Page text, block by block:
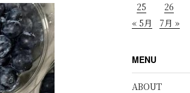
25
26
« 5月
7月 »
MENU
ABOUT